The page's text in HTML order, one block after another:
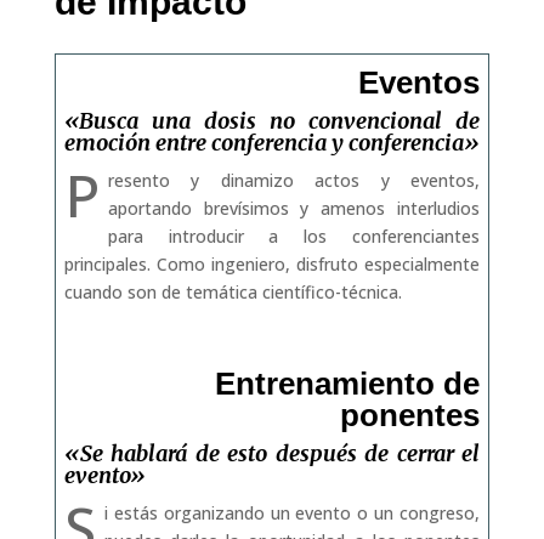
Eventos
«Busca una dosis no convencional de
emoción entre conferencia y conferencia»
P resento y dinamizo actos y eventos,
aportando brevísimos y amenos interludios
para introducir a los conferenciantes
principales. Como ingeniero, disfruto especialmente
cuando son de temática científico-técnica.
Entrenamiento de
ponentes
«Se hablará de esto después de cerrar el
evento»
i estás organizando un evento o un congreso,